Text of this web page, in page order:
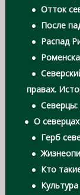
Отток
После
Распад
правах.
О северцах
Герб
Кто